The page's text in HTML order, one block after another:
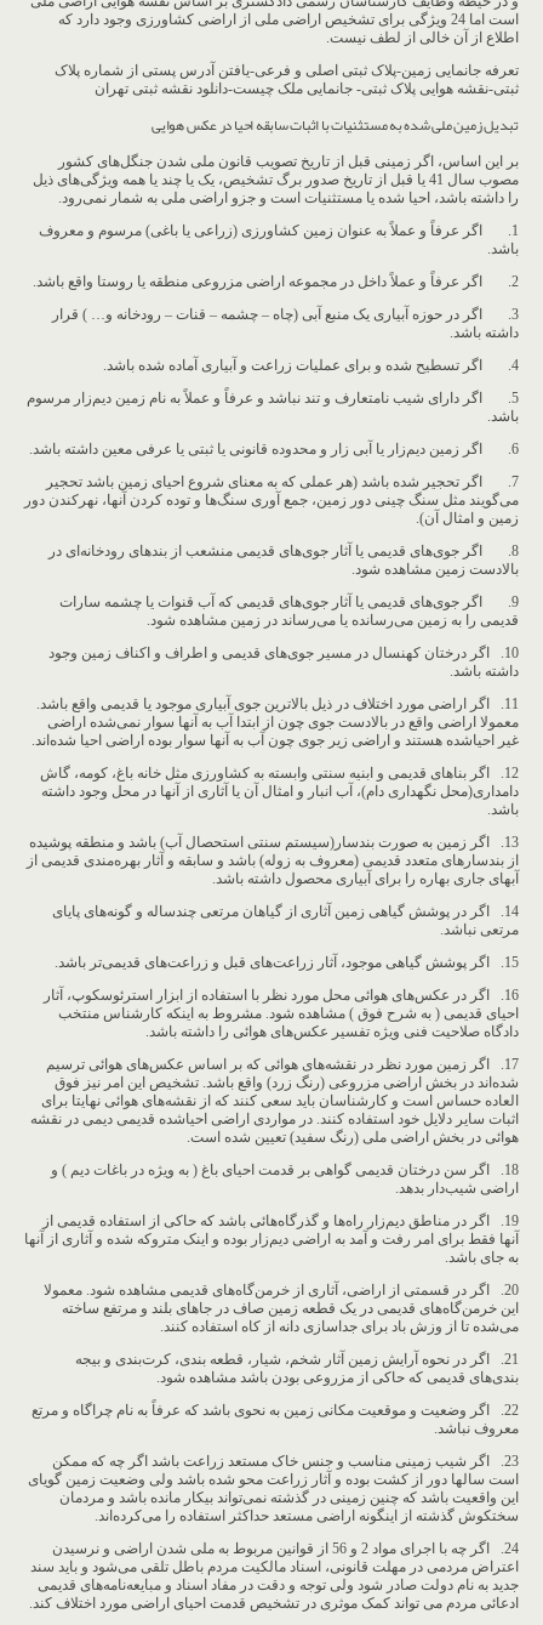
است اما 24 ویژگی برای تشخیص اراضی ملی از اراضی کشاورزی وجود دارد که
اطلاع از آن خالی از لطف نیست.
تعرفه جانمایی زمین-پلاک ثبتی اصلی و فرعی-یافتن آدرس پستی از شماره پلاک
ثبتی-نقشه هوایی پلاک ثبتی- جانمایی ملک چیست-دانلود نقشه ثبتی تهران
تبدیل زمین ملی شده به مستثنیات با اثبات سابقه احیا در عکس هوایی
بر این اساس، اگر زمینی قبل از تاریخ تصویب قانون ملی شدن جنگل‌های کشور
مصوب سال 41 یا قبل از تاریخ صدور برگ تشخیص، یک یا چند یا همه ویژگی‌های ذیل
را داشته باشد، احیا شده یا مستثنیات است و جزو اراضی ملی به شمار نمی‌رود.
1. اگر عرفاً و عملاً به عنوان زمین کشاورزی (زراعی یا باغی) مرسوم و معروف
باشد.
2. اگر عرفاً و عملاً داخل در مجموعه اراضی مزروعی منطقه یا روستا واقع باشد.
3. اگر در حوزه آبیاری یک منبع آبی (چاه – چشمه – قنات – رودخانه و… ) قرار
داشته باشد.
4. اگر تسطیح شده و برای عملیات زراعت و آبیاری آماده شده باشد.
5. اگر دارای شیب نامتعارف و تند نباشد و عرفاً و عملاً به نام زمین دیم‌زار مرسوم
باشد.
6. اگر زمین دیم‌زار یا آبی زار و محدوده قانونی یا ثبتی یا عرفی معین داشته باشد.
7. اگر تحجیر شده باشد (هر عملی که به معنای شروع احیای زمین باشد تحجیر
می‌گویند مثل سنگ چینی دور زمین، جمع آوری سنگ‌ها و توده کردن آنها، نهرکندن دور
زمین و امثال آن).
8. اگر جوی‌های قدیمی یا آثار جوی‌های قدیمی منشعب از بند‌های رودخانه‌ای در
بالادست زمین مشاهده شود.
9. اگر جوی‌های قدیمی یا آثار جوی‌های قدیمی که آب قنوات یا چشمه سارات
قدیمی را به زمین می‌رسانده یا می‌رساند در زمین مشاهده شود.
10. اگر درختان کهنسال در مسیر جوی‌های قدیمی و اطراف و اکناف زمین وجود
داشته باشد.
11. اگر اراضی مورد اختلاف در ذیل بالاترین جوی آبیاری موجود یا قدیمی واقع باشد.
معمولا اراضی واقع در بالادست جوی چون از ابتدا آب به آنها سوار نمی‌شده اراضی
غیر احیاشده هستند و اراضی زیر جوی چون آب به آنها سوار بوده اراضی احیا شده‌اند.
12. اگر بناهای قدیمی و ابنیه سنتی وابسته به کشاورزی مثل خانه باغ، کومه، گاش
دامداری(محل نگهداری دام)، آب انبار و امثال آن یا آثاری از آنها در محل وجود داشته
باشد.
13. اگر زمین به صورت بندسار(سیستم سنتی استحصال آب) باشد و منطقه پوشیده
از بندسارهای متعدد قدیمی (معروف به زوله) باشد و سابقه و آثار بهره‌مندی قدیمی از
آبهای جاری بهاره را برای آبیاری محصول داشته باشد.
14. اگر در پوشش گیاهی زمین آثاری از گیاهان مرتعی چندساله و گونه‌های پایای
مرتعی نباشد.
15. اگر پوشش گیاهی موجود، آثار زراعت‌های قبل و زراعت‌های قدیمی‌تر باشد.
16. اگر در عکس‌های هوائی محل مورد نظر با استفاده از ابزار استرئوسکوپ، آثار
احیای قدیمی ( به شرح فوق ) مشاهده شود. مشروط به اینکه کارشناس منتخب
دادگاه صلاحیت فنی ویژه تفسیر عکس‌های هوائی را داشته باشد.
17. اگر زمین مورد نظر در نقشه‌های هوائی که بر اساس عکس‌های هوائی ترسیم
شده‌اند در بخش اراضی مزروعی (رنگ زرد) واقع باشد. تشخیص این امر نیز فوق
العاده حساس است و کارشناسان باید سعی کنند که از نقشه‌های هوائی نهایتا برای
اثبات سایر دلایل خود استفاده کنند. در مواردی اراضی احیاشده قدیمی دیمی در نقشه
هوائی در بخش اراضی ملی (رنگ سفید) تعیین شده است.
18. اگر سن درختان قدیمی گواهی بر قدمت احیای باغ ( به ویژه در باغات دیم ) و
اراضی شیب‌دار بدهد.
19. اگر در مناطق دیم‌زار راه‌ها و گذرگاه‌هائی باشد که حاکی از استفاده قدیمی از
آنها فقط برای امر رفت و آمد به اراضی دیم‌زار بوده و اینک متروکه شده و آثاری از آنها
به جای باشد.
20. اگر در قسمتی از اراضی، آثاری از خرمن‌گاه‌های قدیمی مشاهده شود. معمولا
این خرمن‌گاه‌های قدیمی در یک قطعه زمین صاف در جاهای بلند و مرتفع ساخته
می‌شده تا از وزش باد برای جداسازی دانه از کاه استفاده کنند.
21. اگر در نحوه آرایش زمین آثار شخم، شیار، قطعه بندی، کرت‌بندی و بیجه
بندی‌های قدیمی که حاکی از مزروعی بودن باشد مشاهده شود.
22. اگر وضعیت و موقعیت مکانی زمین به نحوی باشد که عرفاً به نام چراگاه و مرتع
معروف نباشد.
23. اگر شیب زمینی مناسب و جنس خاک مستعد زراعت باشد اگر چه که ممکن
است سالها دور از کشت بوده و آثار زراعت محو شده باشد ولی وضعیت زمین گویای
این واقعیت باشد که چنین زمینی در گذشته نمی‌تواند بیکار مانده باشد و مردمان
سختکوش گذشته از اینگونه اراضی مستعد حداکثر استفاده را می‌کرده‌اند.
24. اگر چه با اجرای مواد 2 و 56 از قوانین مربوط به ملی شدن اراضی و نرسیدن
اعتراض مردمی در مهلت قانونی، اسناد مالکیت مردم باطل تلقی می‌شود و باید سند
جدید به نام دولت صادر شود ولی توجه و دقت در مفاد اسناد و مبایعه‌نامه‌های قدیمی
ادعائی مردم می تواند کمک موثری در تشخیص قدمت احیای اراضی مورد اختلاف کند.